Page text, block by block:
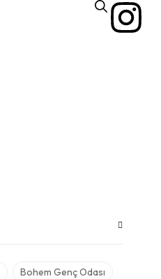
Bohem Genç Odası